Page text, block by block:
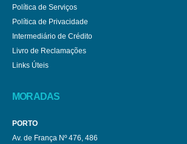
Política de Serviços
Política de Privacidade
Intermediário de Crédito
Livro de Reclamações
Links Úteis
MORADAS
PORTO
Av. de França Nº 476, 486